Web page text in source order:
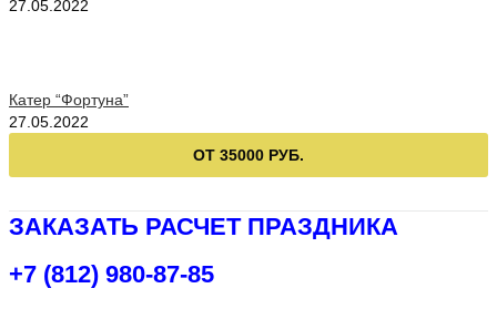
27.05.2022
Катер “Фортуна”
27.05.2022
ОТ 35000 РУБ.
ЗАКАЗАТЬ РАСЧЕТ ПРАЗДНИКА
+7 (812) 980-87-85